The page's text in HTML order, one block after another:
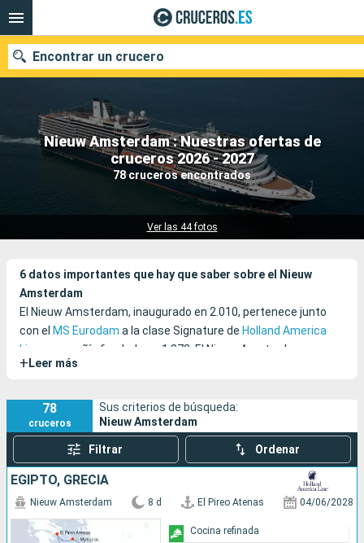
Nieuw Amsterdam : Nuestras ofertas de
cruceros 2026 - 2027
78 cruceros encontrados
Ver las 44 fotos
Encontrar un crucero
Nuestros destinos
Fecha de salida
Compañías
6 datos importantes que hay que saber sobre el Nieuw
Amsterdam
El Nieuw Amsterdam, inaugurado en 2.010, pertenece junto
con el MS Eurodam a la clase Signature de Holland America
Line
, compañía fundada en 1.873. El Nieuw Amsterdam es uno
de los buques insignia de esta naviera.
+ Leer más
78
cruceros
Sus criterios de búsqueda:
Nieuw Amsterdam
Filtrar Ordenar
EGIPTO, GRECIA
Nieuw Amsterdam 8 d El Pireo Atenas 04/06/2028
Cocina refinada